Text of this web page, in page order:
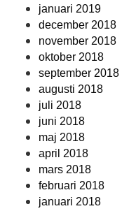
januari 2019
december 2018
november 2018
oktober 2018
september 2018
augusti 2018
juli 2018
juni 2018
maj 2018
april 2018
mars 2018
februari 2018
januari 2018